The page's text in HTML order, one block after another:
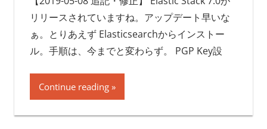
リリースされていますね。アップデート早いな
ぁ。とりあえず Elasticsearchからインストー
ル。手順は、今までと変わらず。 PGP Key設
Continue reading